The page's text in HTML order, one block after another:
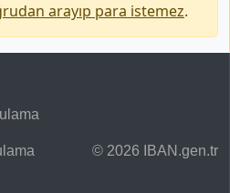
arayıp para istemez.
© 2026 IBAN.gen.tr